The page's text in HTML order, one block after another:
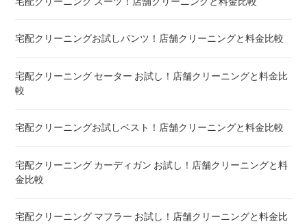
布団クリーニング 敷布団 ! 料金 比較
布団クリーニング ベビーふとん ! 料金 比較
布団クリーニング+レンタル布団 ! 値段 比較
宅配クリーニングお試しパンツ！店舗クリーニングと料金比較
宅配クリーニング セーター お試し！店舗クリーニングと料金比
較
宅配クリーニングお試しベスト！店舗クリーニングと料金比較
宅配クリーニング カーディガン お試し！店舗クリーニングと料
金比較
宅配クリーニング マフラー お試し！店舗クリーニングと料金比